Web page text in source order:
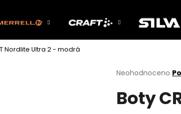
Nordlite Ultra 2 - modrá
Průměrné
produktu
je
Neohodnoceno
Boty
Co potřebujete najít?
HLEDAT